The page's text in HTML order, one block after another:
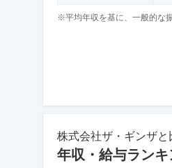
※平均年収を基に、一般的な
株式会社ザ・ギンザと
年収・給与ラン